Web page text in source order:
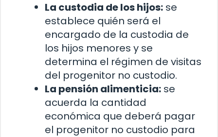
La custodia de los hijos: se
establece quién será el
encargado de la custodia de
los hijos menores y se
determina el régimen de visitas
del progenitor no custodio.
La pensión alimenticia: se
acuerda la cantidad
económica que deberá pagar
el progenitor no custodio para